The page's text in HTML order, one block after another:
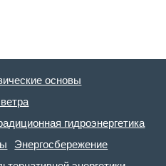
основы
гидроэнергетика
Энергосбережение